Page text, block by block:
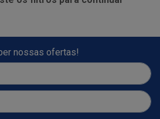
nossas ofertas!